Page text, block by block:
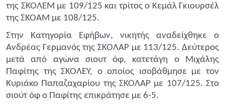
της ΣΚΟΛΕΜ με 109/125 και τρίτος ο Κεμάλ Γκιουρσέλ
της ΣΚΟΑΜ με 108/125.
Στην Κατηγορία Εφήβων, νικητής αναδείχθηκε ο
Ανδρέας Γερμανός της ΣΚΟΛΑΡ με 113/125. Δεύτερος
μετά από αγώνα σιουτ όφ, κατετάγη ο Μιχάλης
Παφίτης της ΣΚΟΛΕΥ, ο οποίος ισοβάθμησε με τον
Κυριάκο Παπαζαχαρίου της ΣΚΟΛΑΡ με 107/125. Στο
σιούτ όφ ο Παφίτης επικράτησε με 6-5.